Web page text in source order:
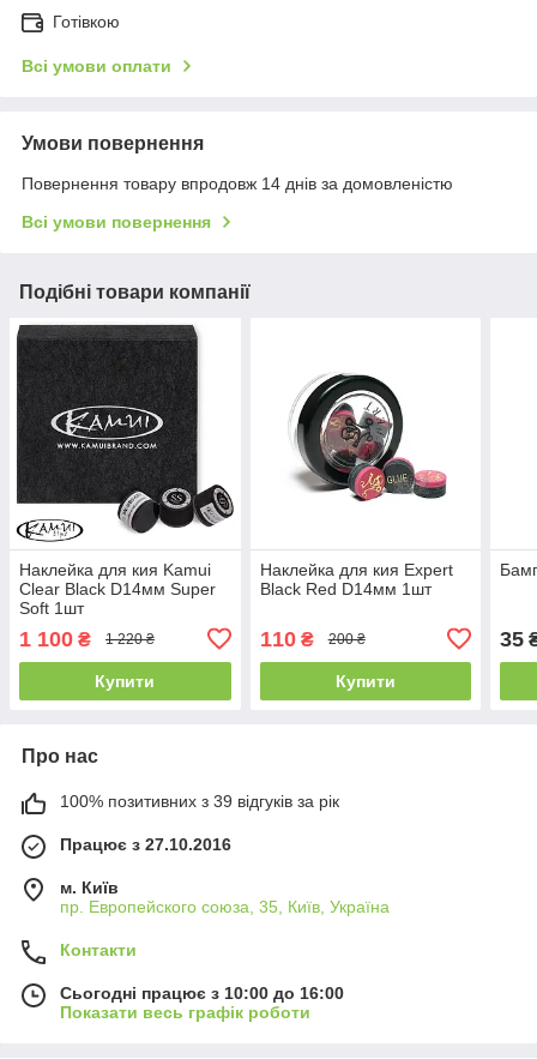
Готівкою
Всі умови оплати
Умови повернення
Повернення товару впродовж 14 днів за домовленістю
Всі умови повернення
Подібні товари компанії
Наклейка для кия Kamui
Clear Black D14мм Super
Soft 1шт
1 100 ₴ 1 220 ₴
Купити
Наклейка для кия Expert
Black Red D14мм 1шт
110₴ 200 ₴
Купити
35
Про нас
100% позитивних з 39 відгуків за рік
Працює з 27.10.2016
м. Київ
пр. Европейского союза, 35, Київ, Україна
Контакти
Сьогодні працює з 10:00 до 16:00
Показати весь графік роботи